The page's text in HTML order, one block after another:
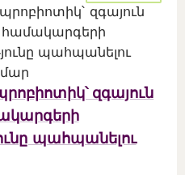
զգայուն
պահպանելու